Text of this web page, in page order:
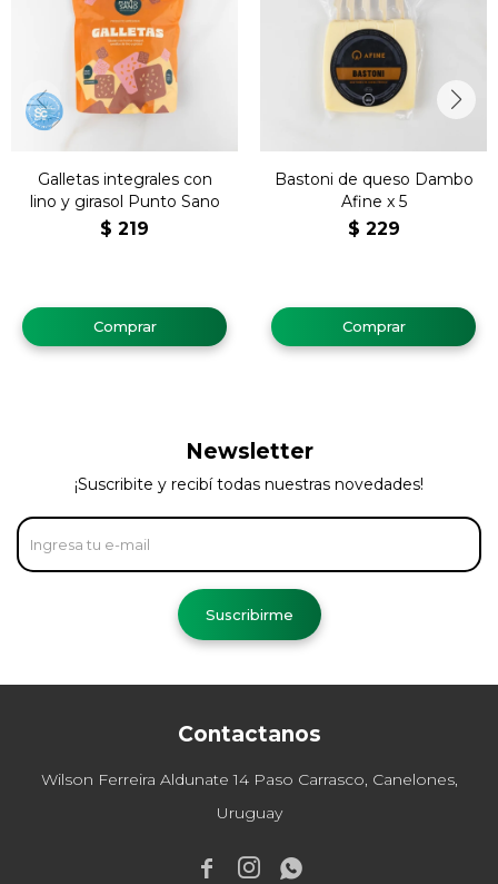
Galletas integrales con
lino y girasol Punto Sano
$ 219
Bastoni de queso Dambo
Afine x 5
$ 229
Contactanos
Wilson Ferreira Aldunate 14 Paso Carrasco, Canelones,
Uruguay
  
Newsletter
¡Suscribite y recibí todas nuestras novedades!
Suscribirme